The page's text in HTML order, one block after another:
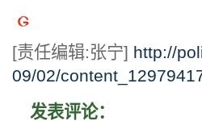
[责任编辑:张宁] http://
09/02/
发表评论：